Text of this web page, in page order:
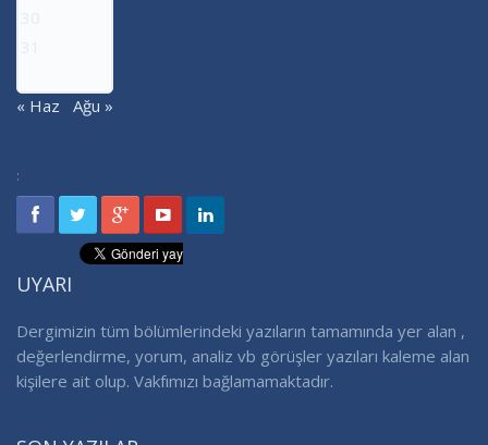
30
31
« Haz Ağu »
:
UYARI
Dergimizin tüm bölümlerindeki yazıların tamamında yer alan ,
değerlendirme, yorum, analiz vb görüşler yazıları kaleme alan
kişilere ait olup. Vakfımızı bağlamamaktadır.